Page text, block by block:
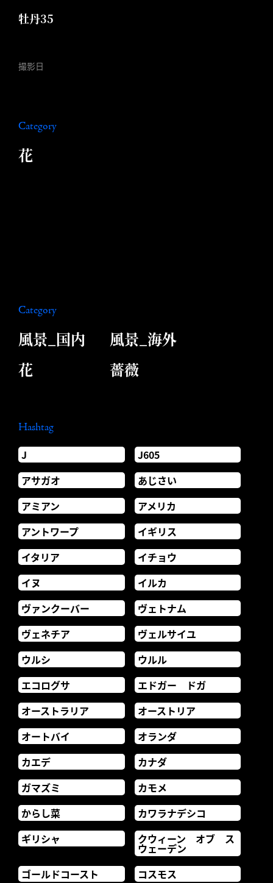
牡丹35
撮影日
Category
花
Category
風景_国内
風景_海外
花
薔薇
Hashtag
J
J605
アサガオ
あじさい
アミアン
アメリカ
アントワープ
イギリス
イタリア
イチョウ
イヌ
イルカ
ヴァンクーバー
ヴェトナム
ヴェネチア
ヴェルサイユ
ウルシ
ウルル
エコログサ
エドガー ドガ
オーストラリア
オーストリア
オートバイ
オランダ
カエデ
カナダ
ガマズミ
カモメ
からし菜
カワラナデシコ
ギリシャ
クウィーン オブ ス
ウェーデン
ゴールドコースト
コスモス